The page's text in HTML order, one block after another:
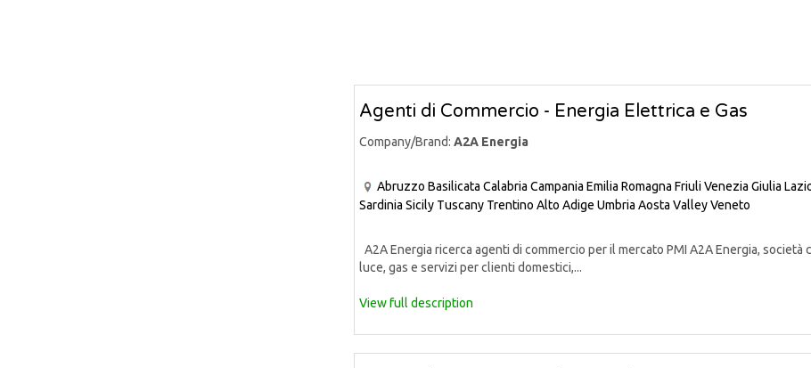
Agenti di Commercio - Energia Elettrica e Gas
Company/Brand: A2A Energia
Abruzzo Basilicata Calabria Campania Emilia Romagna Friuli Venezia Giulia
Sardinia Sicily Tuscany Trentino Alto Adige Umbria Aosta ValleyVeneto
A2A Energia ricerca agenti di commercio per il mercato PMI A2A Energia,
luce, gas e servizi per clienti domestici,...
View full description